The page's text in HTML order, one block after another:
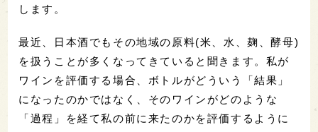
します。
最近、日本酒でもその地域の原料(米、水、麹、酵母)
を扱うことが多くなってきていると聞きます。私が
ワインを評価する場合、ボトルがどういう「結果」
になったのかではなく、そのワインがどのような
「過程」を経て私の前に来たのかを評価するように